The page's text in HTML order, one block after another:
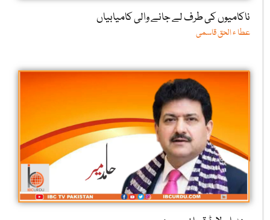
ناکامیوں کی طرف لے جانے والی کامیابیاں
عطا ء الحق قاسمی